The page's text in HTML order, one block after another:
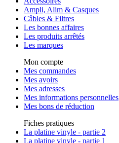
Ampli, Alim & Casques
Câbles & Filtres
Les bonnes affaires
Les produits arrêtés
Les marques
Mon compte
Mes commandes
Mes avoirs
Mes adresses
Mes informations personnelles
Mes bons de réduction
Fiches pratiques
La platine vinyle - partie 2
La platine vinyle - partie 1